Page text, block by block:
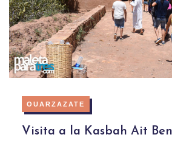
OUARZAZATE
Visita a la Kasbah Ait